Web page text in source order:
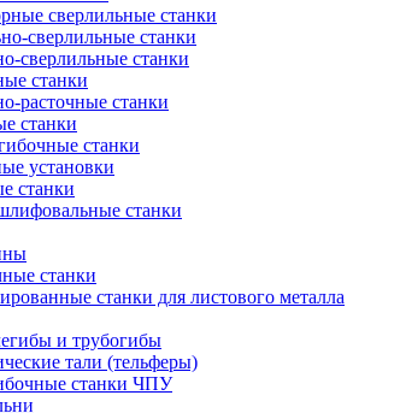
сверлильные станки
сверлильные станки
сверлильные станки
станки
расточные станки
станки
станки
установки
станки
станки
станки
станки для листового металла
и трубогибы
тали (тельферы)
станки ЧПУ